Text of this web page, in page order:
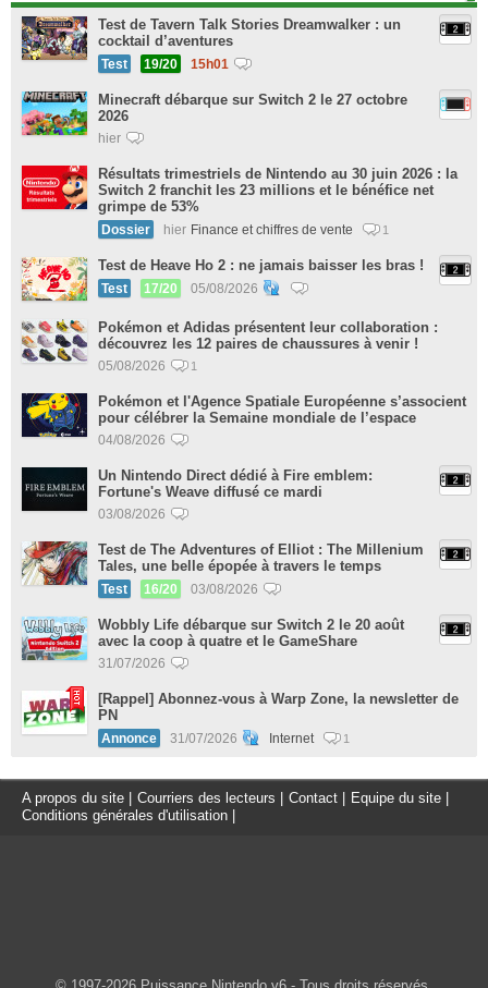
Test de Tavern Talk Stories Dreamwalker : un
cocktail d’aventures
Test 19/20 15h01
Minecraft débarque sur Switch 2 le 27 octobre
2026
hier
Résultats trimestriels de Nintendo au 30 juin 2026 : la
Switch 2 franchit les 23 millions et le bénéfice net
grimpe de 53%
Dossier hier Finance et chiffres de vente 1
Test de Heave Ho 2 : ne jamais baisser les bras !
Test 17/20 05/08/2026
Pokémon et Adidas présentent leur collaboration :
découvrez les 12 paires de chaussures à venir !
05/08/2026 1
Pokémon et l'Agence Spatiale Européenne s’associent
pour célébrer la Semaine mondiale de l’espace
04/08/2026
Un Nintendo Direct dédié à Fire emblem:
Fortune's Weave diffusé ce mardi
03/08/2026
Test de The Adventures of Elliot : The Millenium
Tales, une belle épopée à travers le temps
Test 16/20 03/08/2026
Wobbly Life débarque sur Switch 2 le 20 août
avec la coop à quatre et le GameShare
31/07/2026
[Rappel] Abonnez-vous à Warp Zone, la newsletter de
PN
Annonce 31/07/2026 Internet 1
A propos du site Courriers des lecteurs Contact Equipe du site
Conditions générales d'utilisation